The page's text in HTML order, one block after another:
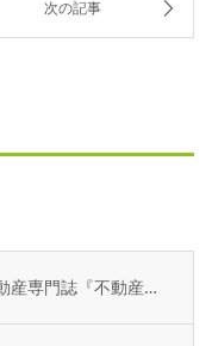
不動産専門誌『不動産コンサルティングプラス』に弊社代表・荻野の寄稿記事が掲載されました